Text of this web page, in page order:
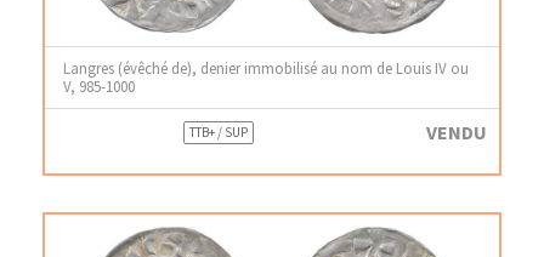
Langres (évêché de), denier immobilisé au nom de Louis IV ou
V, 985-1000
TTB+ / SUP VENDU